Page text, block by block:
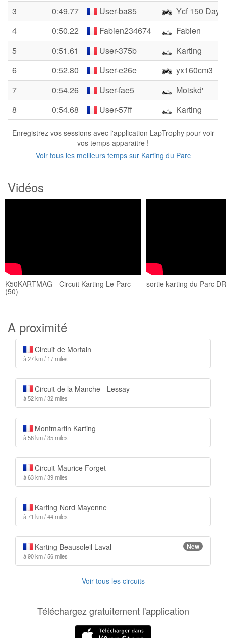
3
0:49.77 User-ba85
Ycf 150
4
0:50.22 Fabien234674
Fabien
5
0:51.61 User-375b
Karting
6
0:52.80 User-e26e
yx160cm3
7
0:54.26 User-fae5
Moiskd'
8
0:54.68 User-57ff Karting
Enregistrez vos sessions avec l'application LapTrophy pour voir
vos temps apparaitre !
Voir tous les meilleurs temps sur Karting du Parc
Vidéos
K50KARTMAG - Circuit Karting Le Parc
(50)
sortie karting du Parc
A proximité
Circuit de Mortain
à 27 km / 17 miles
Circuit de la Manche - Lessay
à 52 km / 32 miles
Montmartin Karting
à 56 km / 35 miles
Circuit Maurice Forget
à 63 km / 39 miles
Karting Nord Mayenne
à 71 km / 44 miles
Karting Beausoleil Laval New
à 90 km / 56 miles
Voir tous les circuits
Téléchargez gratuitement l'application